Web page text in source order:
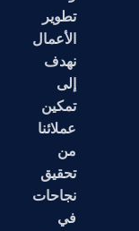
تطوير
الأعمال
نهدف
إلى
تمكين
عملائنا
من
تحقيق
نجاحات
في